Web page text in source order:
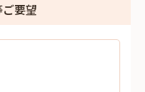
要望